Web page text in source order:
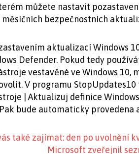
můžete nastavit
bezpečnostních
aktualizací Windows
Defender. Pokud tedy
vestavěné ve Windows 10,
V programu
| Aktualizuj definice
bude automaticky
také zajímat: den po uvolnění
Microsoft zveřejnil